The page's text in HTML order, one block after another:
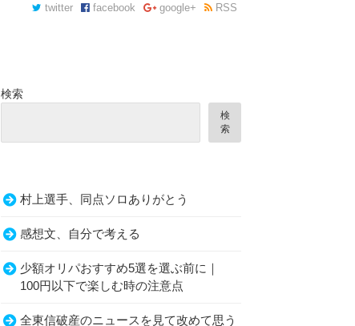
twitter facebook google+ RSS
検索
検
索
村上選手、同点ソロありがとう
感想文、自分で考える
少額オリパおすすめ5選を選ぶ前に｜
100円以下で楽しむ時の注意点
全東信破産のニュースを見て改めて思う